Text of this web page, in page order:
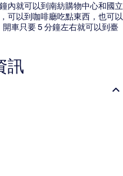
內就可以到南紡購物中心和國立
可以到咖啡廳吃點東西，也可以
車只要 5 分鐘左右就可以到臺
訊